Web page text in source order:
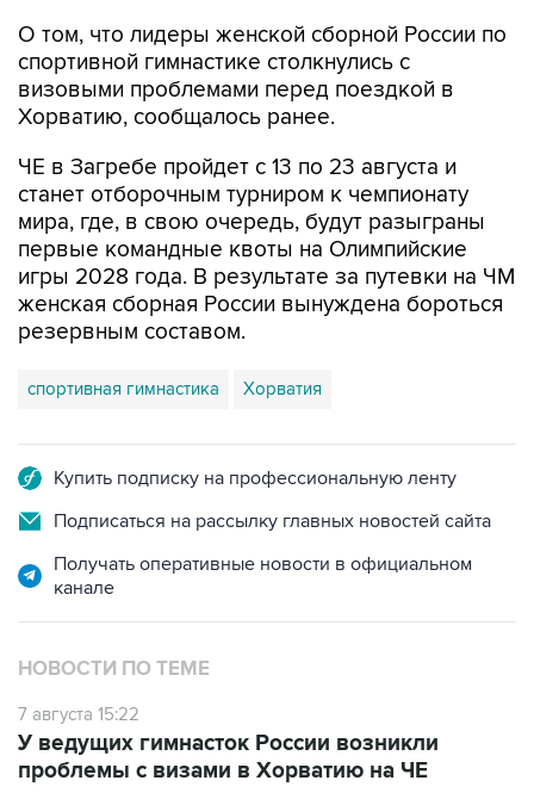
О том, что лидеры женской сборной России по
спортивной гимнастике столкнулись с
визовыми проблемами перед поездкой в
Хорватию, сообщалось ранее.
ЧЕ в Загребе пройдет с 13 по 23 августа и
станет отборочным турниром к чемпионату
мира, где, в свою очередь, будут разыграны
первые командные квоты на Олимпийские
игры 2028 года. В результате за путевки на ЧМ
женская сборная России вынуждена бороться
резервным составом.
спортивная гимнастика Хорватия
Купить подписку на профессиональную ленту
Подписаться на рассылку главных новостей сайта
Получать оперативные новости в официальном
канале
НОВОСТИ ПО ТЕМЕ
7 августа 15:22
У ведущих гимнасток России возникли
проблемы с визами в Хорватию на ЧЕ